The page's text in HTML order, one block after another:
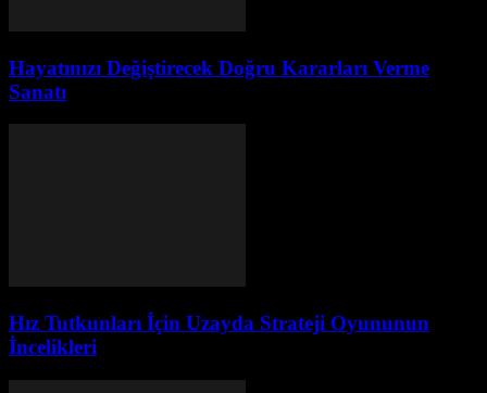
Hayatınızı Değiştirecek Doğru Kararları Verme
Sanatı
Hız Tutkunları İçin Uzayda Strateji Oyununun
İncelikleri